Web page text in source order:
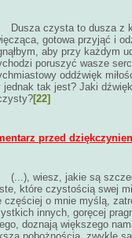
Dusza czysta to dusza z
gotowa przyjąć i
aby przy każdym
poruszyć wasze
oddźwięk
jednak tak jest? Jaki
[22]
przed
(...), wiesz, jakie są
które czystością swej
częściej o mnie myślą,
innych, goręcej
doznają większego